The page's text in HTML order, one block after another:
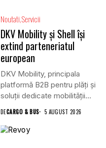
Noutati Servicii
DKV Mobility și Shell își
extind parteneriatul
european
DKV Mobility, principala
platformă B2B pentru plăți și
soluții dedicate mobilității
DECARGO & BUS 5 AUGUST 2026